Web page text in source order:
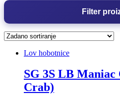
Filter
Lov hobotnice
SG 3S LB Maniac
Crab)